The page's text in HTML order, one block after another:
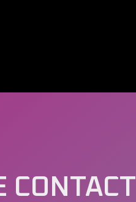
CONTACT